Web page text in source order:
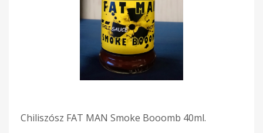
Chiliszósz FAT MAN Smoke Booomb 40ml.